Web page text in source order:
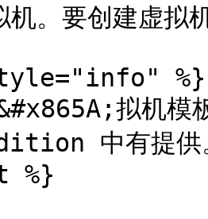
机。要创建虚拟
%}
拟机
中有提供
%}